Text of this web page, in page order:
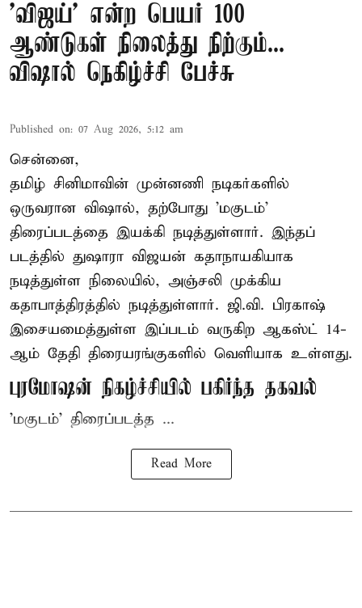
'விஜய்' என்ற பெயர் 100
ஆண்டுகள் நிலைத்து நிற்கும்...
விஷால் நெகிழ்ச்சி பேச்சு
Published on: 07 Aug 2026, 5:12 am
சென்னை,
தமிழ் சினிமாவின் முன்னணி நடிகர்களில்
ஒருவரான விஷால், தற்போது 'மகுடம்'
திரைப்படத்தை இயக்கி நடித்துள்ளார். இந்தப்
படத்தில் துஷாரா விஜயன் கதாநாயகியாக
நடித்துள்ள நிலையில், அஞ்சலி முக்கிய
கதாபாத்திரத்தில் நடித்துள்ளார். ஜி.வி. பிரகாஷ்
இசையமைத்துள்ள இப்படம் வருகிற ஆகஸ்ட் 14-
ஆம் தேதி திரையரங்குகளில் வெளியாக உள்ளது.
புரமோஷன் நிகழ்ச்சியில் பகிர்ந்த தகவல்
'மகுடம்' திரைப்படத்த ...
Read More